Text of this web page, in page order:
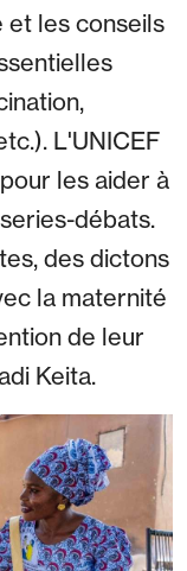
et les conseils
L'UNICEF
les aider à
débats.
des dictons
la maternité
de leur
Keita.